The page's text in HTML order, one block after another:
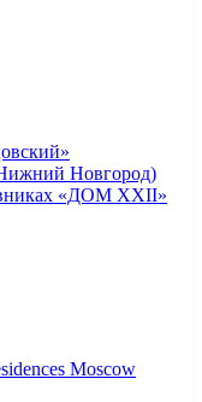
Новгород)
«ДОМ XXII»
Moscow